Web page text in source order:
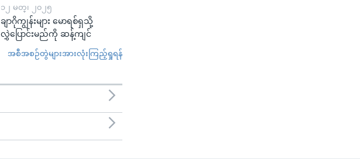
၁၂ မတ္၊ ၂၀၂၅
ချာဂိုကျွန်းများ မောရစ်ရှသို့
လွှဲပြောင်းမည်ကို ဆန့်ကျင်
အစီအစဉ်တွဲများအားလုံးကြည့်ရှုရန်